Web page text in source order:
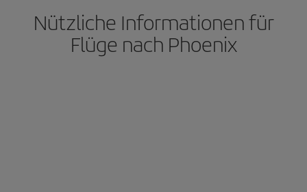
Nützliche Informationen für
Flüge nach Phoenix